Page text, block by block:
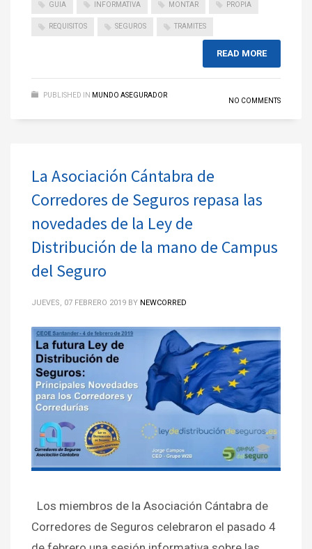
GUIA INFORMATIVA MONTAR PROPIA
REQUISITOS SEGUROS TRAMITES
READ MORE
PUBLISHED IN MUNDO ASEGURADOR
NO COMMENTS
La Asociación Cántabra de
Corredores de Seguros repasa las
novedades de la Ley de
Distribución de la mano de Campus
del Seguro
JUEVES, 07 FEBRERO 2019 BY NEWCORRED
Los miembros de la Asociación Cántabra de
Corredores de Seguros celebraron el pasado 4